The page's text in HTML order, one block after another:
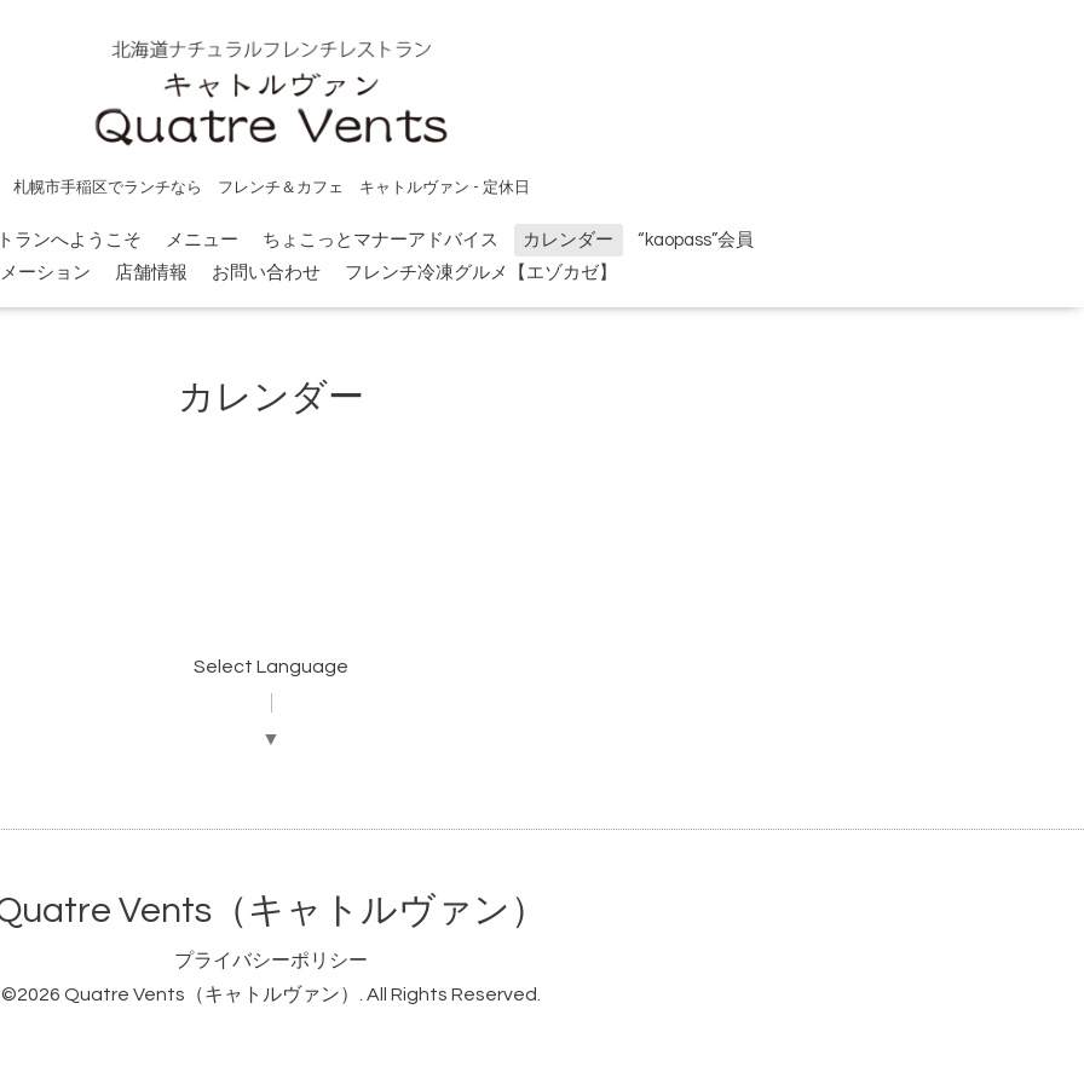
札幌市手稲区でランチなら フレンチ＆カフェ キャトルヴァン - 定休日
ランへようこそ メニュー ちょこっとマナーアドバイス カレンダー
“kaopass”会員
ーション
店舗情報 お問い合わせ フレンチ冷凍グルメ【エゾカゼ】
カレンダー
Select Language
▼
Vents（キャトルヴァン）
プライバシーポリシー
©2026 Quatre Vents（キャトルヴァン） . All Rights Reserved.